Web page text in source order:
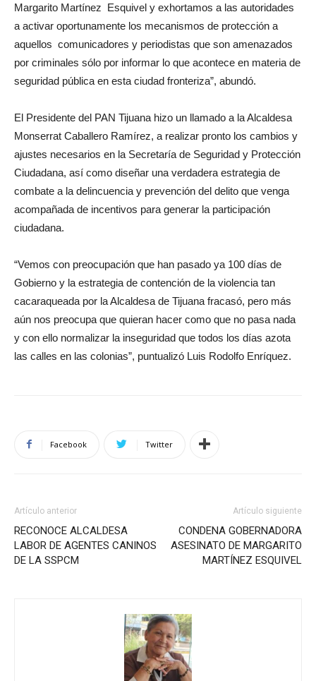
Margarito Martínez Esquivel y exhortamos a las autoridades
a activar oportunamente los mecanismos de protección a
aquellos comunicadores y periodistas que son amenazados
por criminales sólo por informar lo que acontece en materia de
seguridad pública en esta ciudad fronteriza”, abundó.
El Presidente del PAN Tijuana hizo un llamado a la Alcaldesa
Monserrat Caballero Ramírez, a realizar pronto los cambios y
ajustes necesarios en la Secretaría de Seguridad y Protección
Ciudadana, así como diseñar una verdadera estrategia de
combate a la delincuencia y prevención del delito que venga
acompañada de incentivos para generar la participación
ciudadana.
“Vemos con preocupación que han pasado ya 100 días de
Gobierno y la estrategia de contención de la violencia tan
cacaraqueada por la Alcaldesa de Tijuana fracasó, pero más
aún nos preocupa que quieran hacer como que no pasa nada
y con ello normalizar la inseguridad que todos los días azota
las calles en las colonias”, puntualizó Luis Rodolfo Enríquez.
Facebook Twitter
Artículo anterior
RECONOCE ALCALDESA
LABOR DE AGENTES CANINOS
DE LA SSPCM
Artículo siguiente
CONDENA GOBERNADORA
ASESINATO DE MARGARITO
MARTÍNEZ ESQUIVEL